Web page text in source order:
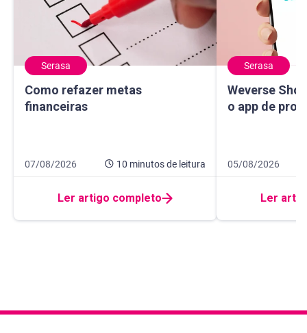
Serasa
Como refazer metas
financeiras
Como refazer metas financeiras
Data de publicação 7 de agosto de 2026
07/08/2026 10 minutosde leitura
10 minutos de leitura
Ler artigo completo
Serasa
Weverse
o app de
Weverse Shop:
Data de
05/08/2026
10 minutos de
Ler